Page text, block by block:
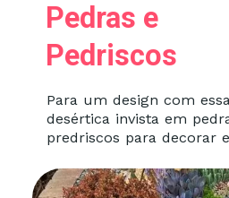
Para um design com
desértica invista em
predriscos para decorar
Pedras e
Pedriscos